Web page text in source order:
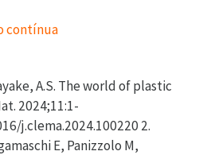
contínua
A.S. The world of plastic
2024;11:1-
j.clema.2024.100220 2.
E, Panizzolo M,